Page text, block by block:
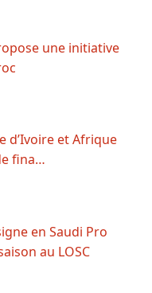
une initiative
d’Ivoire et Afrique
fina…
en Saudi Pro
au LOSC